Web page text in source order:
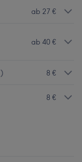
ab 27 €
ab 40 €
) 8 €
8 €